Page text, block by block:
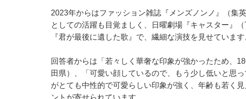
2023年からはファッション雑誌『メンズノンノ』（集
としての活躍も目覚ましく、日曜劇場『キャスター』
『君が最後に遺した歌』で、繊細な演技を見せています
回答者からは「若々しく華奢な印象が強かったため、
田県）、「可愛い顔しているので、もう少し低いと思
がとても中性的で可愛らしい印象が強く、年齢も若く
ントが寄せられています。